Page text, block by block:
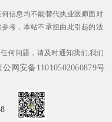
信息均不能替代执业医师面对
考，本站不承担由此引起的法
何问题，请及时通知我们,我们
公网安备11010502060879号